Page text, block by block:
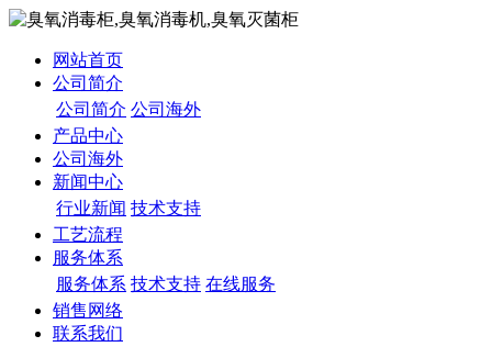
网站首页
公司简介
公司简介 公司海外
产品中心
公司海外
新闻中心
行业新闻 技术支持
工艺流程
服务体系
服务体系 技术支持 在线服务
销售网络
联系我们